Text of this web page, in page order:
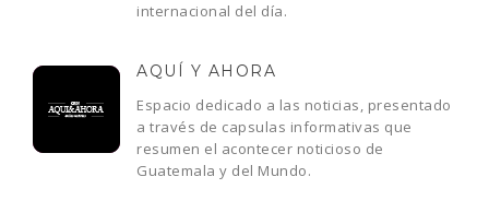
internacional del día.
AQUÍ Y AHORA
Espacio dedicado a las noticias, presentado
a través de capsulas informativas que
resumen el acontecer noticioso de
Guatemala y del Mundo.